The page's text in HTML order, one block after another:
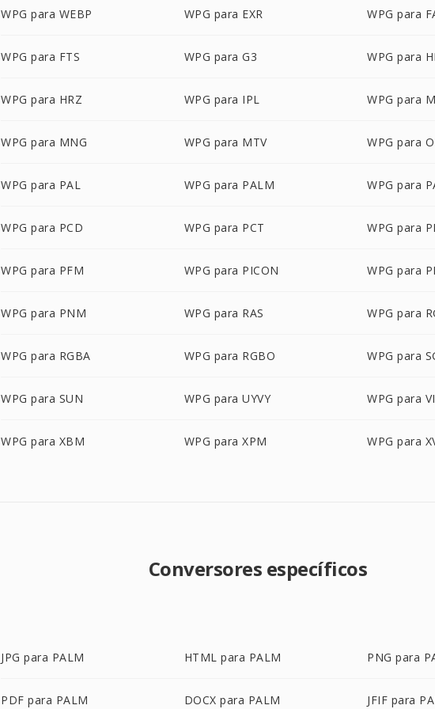
WPG para WEBP WPG para EXR WPG para
WPG para FTS WPG para G3 WPG para
WPG para HRZ WPG para IPL WPG para
WPG para MNG WPG para MTV WPG para
WPG para PAL WPG para PALM WPG para
WPG para PCD WPG para PCT WPG para
WPG para PFM WPG para PICON WPG para
WPG para PNM WPG para RAS WPG para
WPG para RGBA WPG para RGBO WPG para
WPG para SUN WPG para UYVY WPG para
WPG para XBM WPG para XPM WPG para
Conversores específicos
JPG para PALM HTML para PALM PNG para
PDF para PALM DOCX para PALM JFIF para